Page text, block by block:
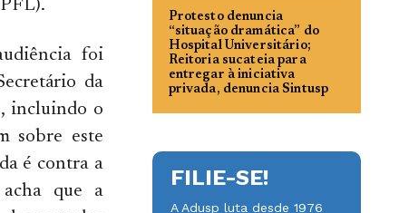
foi
da
incluindo o
sobre este
é contra a
que a
Protesto denuncia
“situação dramática” do
Hospital Universitário;
Reitoria sucateia para
entregar à iniciativa
privada, denuncia Sintusp
FILIE-SE!
A Adusp luta desde 1976